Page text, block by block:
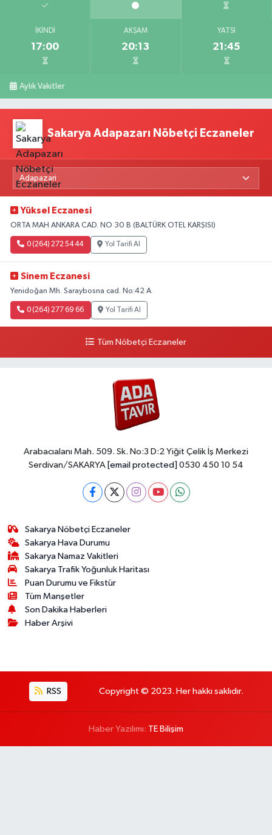
İKINDI
17:00
AKŞAM
20:13
YATSI
21:45
Aylık Vakitler
Sakarya Adapazarı Nöbetçi Eczaneler
Yüksel Eczanesi
ORTA MAH ANKARA CAD. NO 30 B (BALTÜRK OTEL KARŞISI)
0 (264) 272 54 44 Yol Tarifi Al
Sinem Eczanesi
Yenidoğan Mh. Saraybosna cad. No:42 A
0 (264) 277 69 66 Yol Tarifi Al
Tüm Nöbetçi Eczaneler
Arabacıalanı Mah. 509. Sk. No:3 D:2 Yiğit Çelik İş Merkezi
Serdivan/SAKARYA [email protected] 0530 450 10 54
Sakarya Nöbetçi Eczaneler
Sakarya Hava Durumu
Sakarya Namaz Vakitleri
Sakarya Trafik Yoğunluk Haritası
Puan Durumu ve Fikstür
Tüm Manşetler
Son Dakika Haberleri
Haber Arşivi
RSS Copyright © 2023. Her hakkı saklıdır.
Haber Yazılımı: TE Bilişim